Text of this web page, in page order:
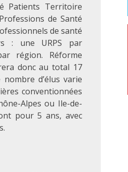
Patients Territoire
de Santé
de santé
: une URPS par
région. Réforme
donc au total 17
nombre d’élus varie
conventionnées
Alpes ou Ile-de-
pour 5 ans, avec